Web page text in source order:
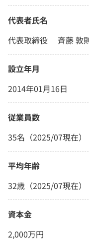
代表者氏名
代表取締役 斉藤 敦
設立年月
2014年01月16日
従業員数
35名（2025/07現在）
平均年齢
32歳（2025/07現在）
資本金
2,000万円